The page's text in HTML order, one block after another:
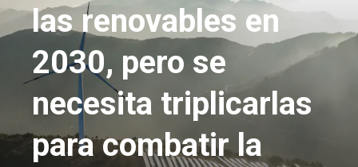
las renovables en
2030, pero se
necesita triplicarlas
para combatir la